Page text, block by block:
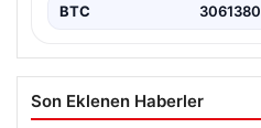
BTC 3061380
Son Eklenen Haberler